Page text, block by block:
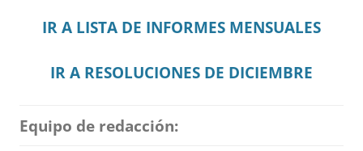
IR A LISTA DE INFORMES MENSUALES
IR A RESOLUCIONES DE DICIEMBRE
Equipo de redacción: